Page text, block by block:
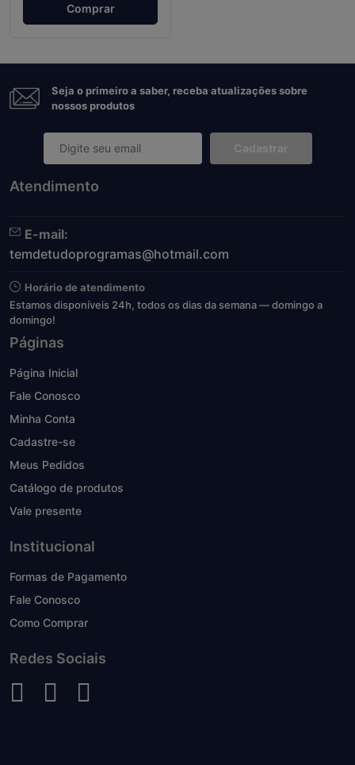
Comprar
Seja o primeiro a saber, receba atualizações sobre
nossos produtos
Cadastrar
Atendimento
E-mail:
temdetudoprogramas@hotmail.com
Horário de atendimento
Estamos disponíveis 24h, todos os dias da semana — domingo a
domingo!
Páginas
Página Inicial
Fale Conosco
Minha Conta
Cadastre-se
Meus Pedidos
Catálogo de produtos
Vale presente
Institucional
Formas de Pagamento
Fale Conosco
Como Comprar
Redes Sociais